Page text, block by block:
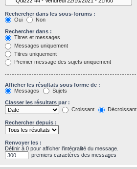
Rechercher dans les sous-forums :
Oui
Non
Rechercher dans :
Titres et messages
Messages uniquement
Titres uniquement
Premier message des sujets uniquement
Afficher les résultats sous forme de :
Messages
Sujets
Classer les résultats par :
Croissant
Décroissant
Rechercher depuis :
Renvoyer les :
Définir à 0 pour afficher l’intégralité du message.
premiers caractères des messages